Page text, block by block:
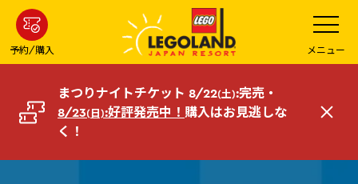
ン
コ
へ
予約/購入
メ
ニ
ュ
ー
を
開
メニュー
まつりナイトチケット 8/22(土):完売・
8/23(日):好評発売中！ 購入はお見逃しな
く！
閉